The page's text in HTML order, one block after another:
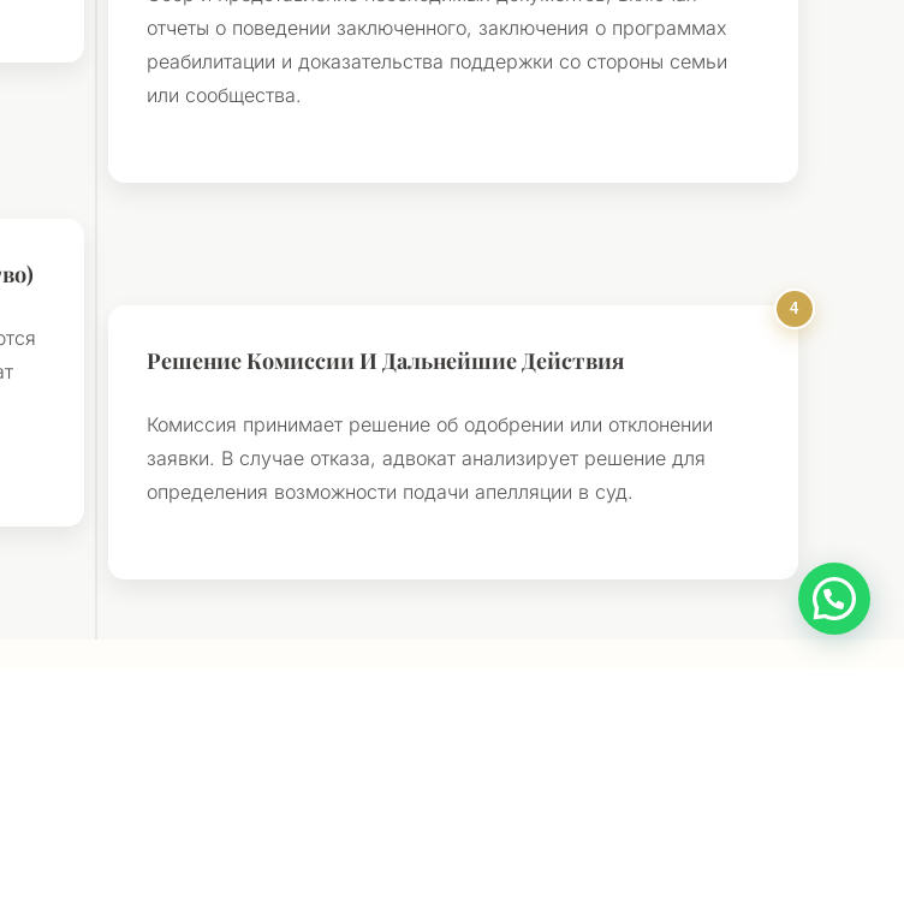
отчеты о поведении заключенного, заключения о программах
реабилитации и доказательства поддержки со стороны семьи
или сообщества.
Решение Комиссии И Дальнейшие Действия
Комиссия принимает решение об одобрении или отклонении
заявки. В случае отказа, адвокат анализирует решение для
определения возможности подачи апелляции в суд.